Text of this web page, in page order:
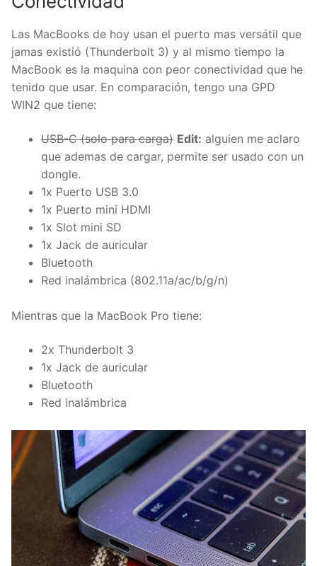
Las MacBooks de hoy usan el puerto mas versátil que
jamas existió (Thunderbolt 3) y al mismo tiempo la
MacBook es la maquina con peor conectividad que he
tenido que usar. En comparación, tengo una GPD
WIN2 que tiene:
USB-C (solo para carga) Edit: alguien me aclaro
que ademas de cargar, permite ser usado con un
dongle.
1x Puerto USB 3.0
1x Puerto mini HDMI
1x Slot mini SD
1x Jack de auricular
Bluetooth
Red inalámbrica (802.11a/ac/b/g/n)
Mientras que la MacBook Pro tiene:
2x Thunderbolt 3
1x Jack de auricular
Bluetooth
Red inalámbrica